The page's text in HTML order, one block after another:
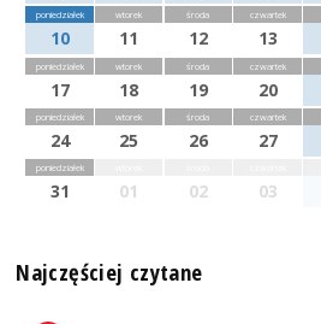
poniedziałek
10
wtorek
11
środa
12
czwartek
13
poniedziałek
17
wtorek
18
środa
19
czwartek
20
poniedziałek
24
wtorek
25
środa
26
czwartek
27
poniedziałek
31 01 02 03
Najczęściej czytane